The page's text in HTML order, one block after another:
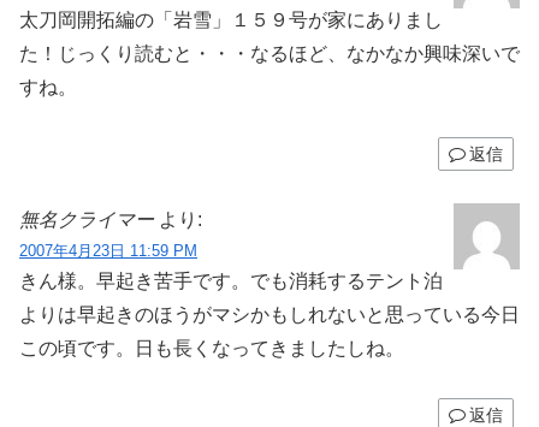
太刀岡開拓編の「岩雪」１５９号が家にありまし
た！じっくり読むと・・・なるほど、なかなか興味深いで
すね。
返信
無名クライマー より:
2007年4月23日 11:59 PM
きん様。早起き苦手です。でも消耗するテント泊
よりは早起きのほうがマシかもしれないと思っている今日
この頃です。日も長くなってきましたしね。
返信